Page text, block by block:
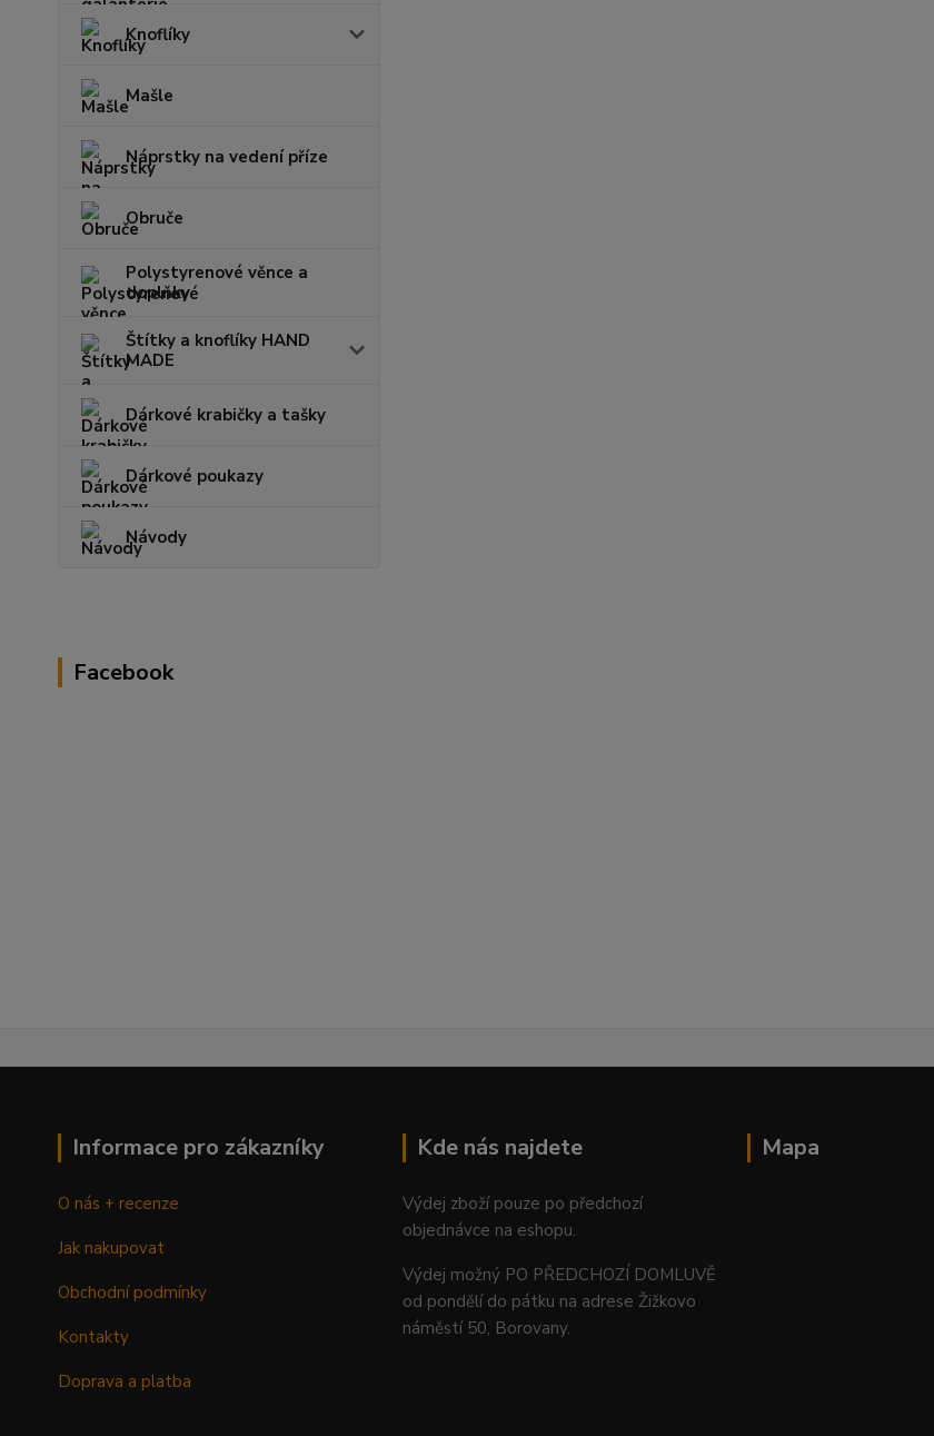
Knoflíky
Mašle
Náprstky na vedení příze
Obruče
Polystyrenové věnce a
doplňky
Štítky a knoflíky HAND
MADE
Dárkové krabičky a tašky
Dárkové poukazy
Návody
Facebook
Informace pro zákazníky
O nás + recenze
Jak nakupovat
Obchodní podmínky
Kontakty
Doprava a platba
Kde nás najdete
Výdej zboží pouze po předchozí
objednávce na eshopu.
Výdej možný PO PŘEDCHOZÍ DOMLUVĚ
od pondělí do pátku na adrese Žižkovo
náměstí 50, Borovany.
Mapa